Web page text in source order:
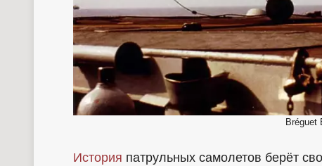
Bréguet
История патрульных самолетов берёт